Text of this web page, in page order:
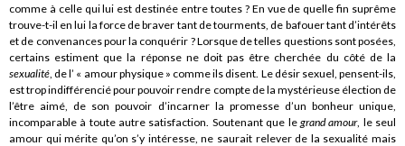
comme à celle qui lui est destinée entre toutes ? En vue de quelle fin suprême
trouve-t-il en lui la force de braver tant de tourments, de bafouer tant d’intérêts
et de convenances pour la conquérir ? Lorsque de telles questions sont posées,
certains estiment que la réponse ne doit pas être cherchée du côté de la
sexualité, de l’ « amour physique » comme ils disent. Le désir sexuel, pensent-ils,
est trop indifférencié pour pouvoir rendre compte de la mystérieuse élection de
l’être aimé, de son pouvoir d’incarner la promesse d’un bonheur unique,
incomparable à toute autre satisfaction. Soutenant que le grand amour, le seul
amour qui mérite qu’on s’y intéresse, ne saurait relever de la sexualité mais